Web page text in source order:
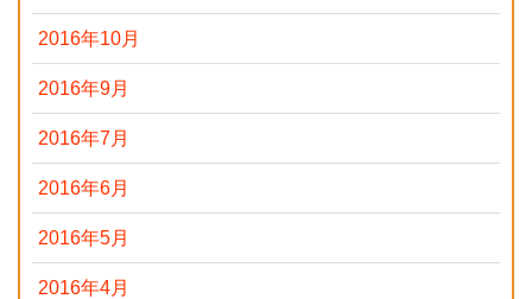
2016年10月
2016年9月
2016年7月
2016年6月
2016年5月
2016年4月